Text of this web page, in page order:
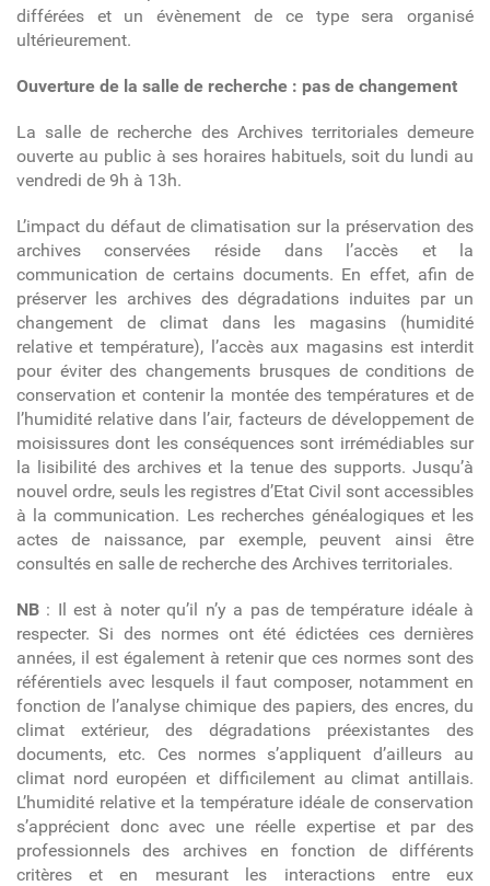
différées et un évènement de ce type sera organisé
ultérieurement.
Ouverture de la salle de recherche : pas de changement
La salle de recherche des Archives territoriales demeure
ouverte au public à ses horaires habituels, soit du lundi au
vendredi de 9h à 13h.
L’impact du défaut de climatisation sur la préservation des
archives conservées réside dans l’accès et la
communication de certains documents. En effet, afin de
préserver les archives des dégradations induites par un
changement de climat dans les magasins (humidité
relative et température), l’accès aux magasins est interdit
pour éviter des changements brusques de conditions de
conservation et contenir la montée des températures et de
l’humidité relative dans l’air, facteurs de développement de
moisissures dont les conséquences sont irrémédiables sur
la lisibilité des archives et la tenue des supports. Jusqu’à
nouvel ordre, seuls les registres d’Etat Civil sont accessibles
à la communication. Les recherches généalogiques et les
actes de naissance, par exemple, peuvent ainsi être
consultés en salle de recherche des Archives territoriales.
NB : Il est à noter qu’il n’y a pas de température idéale à
respecter. Si des normes ont été édictées ces dernières
années, il est également à retenir que ces normes sont des
référentiels avec lesquels il faut composer, notamment en
fonction de l’analyse chimique des papiers, des encres, du
climat extérieur, des dégradations préexistantes des
documents, etc. Ces normes s’appliquent d’ailleurs au
climat nord européen et difficilement au climat antillais.
L’humidité relative et la température idéale de conservation
s’apprécient donc avec une réelle expertise et par des
professionnels des archives en fonction de différents
critères et en mesurant les interactions entre eux